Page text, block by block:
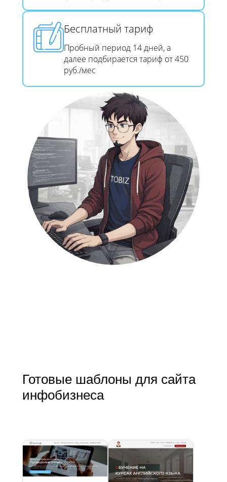
Бесплатный тариф
Пробный период 14 дней, а
далее подбирается тариф от 450
руб./мес
Готовые шаблоны для сайта
инфобизнеса